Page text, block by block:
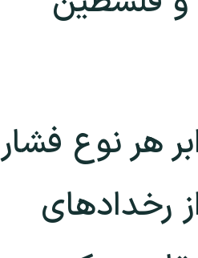
هر نوع فشار
رخداد‌های